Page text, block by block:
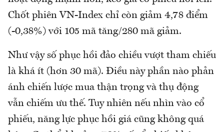
Chốt phiên VN-Index chỉ còn giảm 4,78 điểm
(-0,38%) với 105 mã tăng/280 mã giảm.
Như vậy số phục hồi đảo chiều vượt tham chiếu
là khá ít (hơn 30 mã). Điều này phần nào phản
ánh chiến lược mua thận trọng và thụ động
vẫn chiếm ưu thế. Tuy nhiên nếu nhìn vào cổ
phiếu, năng lực phục hồi giá cũng không quá